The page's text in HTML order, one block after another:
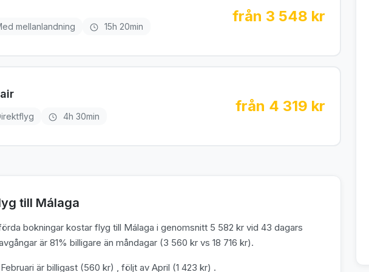
mellanlandning 15h 20min
från 3 548 kr
4h 30min
från 4 319 kr
till Málaga
bokningar kostar flyg till Málaga i genomsnitt 5 582 kr vid 43 dagars
är 81% billigare än måndagar (3 560 kr vs 18 716 kr).
Februari är billigast (560 kr) , följt av April (1 423 kr) .